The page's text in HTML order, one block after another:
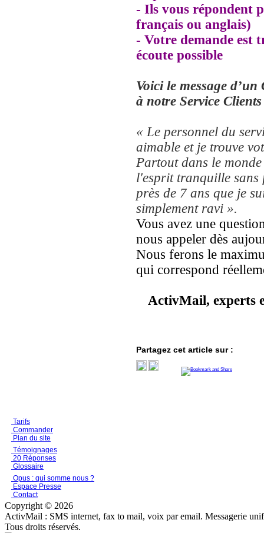
- Ils vous répondent
français ou anglais)
- Votre demande est
écoute possible
Voici le message
à notre Service
« Le personnel du
aimable et je trouve
Partout dans le
l'esprit tranquille sans
près de 7 ans que je
simplement ravi ».
Vous avez une
nous appeler dès
Nous ferons le
qui correspond
ActivMail, experts
Partagez cet article sur :
Tarifs
Commander
Plan du site
Témoignages
20 Réponses
Glossaire
Opus : qui somme nous ?
Espace Presse
Contact
Copyright © 2026
ActivMail : SMS internet, fax to mail, voix par email. Messagerie
Tous droits réservés.